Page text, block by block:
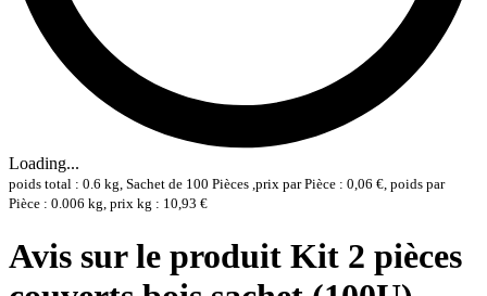
Loading...
poids total : 0.6 kg, Sachet de 100 Pièces ,prix par Pièce : 0,06 €, poids par
Pièce : 0.006 kg, prix kg : 10,93 €
Avis sur le produit Kit 2 pièces